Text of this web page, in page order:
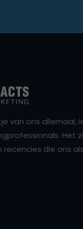
van ons allemaal,
Het
recencies die ons